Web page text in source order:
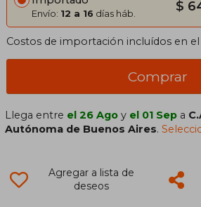
Envío: 12 a 16 días háb. $
Costos de importación incluídos en el
Comprar
Llega entre el 26 Ago y el 01 Sep a
Autónoma de Buenos Aires.
Agregar a lista de
deseos